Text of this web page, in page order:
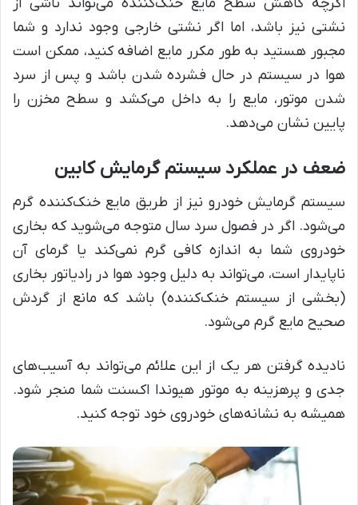
اگرچه کاهش سطح مایع خنک‌کننده می‌تواند ناشی از
نشتی نیز باشد، اما اگر نشتی خارجی وجود ندارد و شما
مجبور هستید به طور مکرر مایع اضافه کنید، ممکن است
هوا در سیستم در حال فشرده شدن باشد و پس از سرد
شدن موتور، مایع را به داخل می‌کشد و سطح مخزن را
پایین نشان می‌دهد.
ضعف در عملکرد سیستم گرمایش کابین
سیستم گرمایش خودرو نیز از طریق مایع خنک‌کننده گرم
می‌شود. اگر در فصول سرد سال متوجه می‌شوید که بخاری
خودروی شما به اندازه کافی گرم نمی‌کند یا گرمای آن
ناپایدار است، می‌تواند به دلیل وجود هوا در رادیاتور بخاری
(بخشی از سیستم خنک‌کننده) باشد که مانع از گردش
صحیح مایع گرم می‌شود.
نادیده گرفتن هر یک از این علائم می‌تواند به آسیب‌های
جدی و پرهزینه به موتور هیوندا اکسنت شما منجر شود.
همیشه به نشانه‌های خودروی خود توجه کنید.